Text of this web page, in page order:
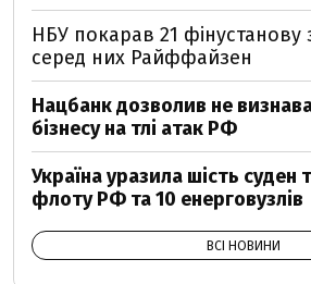
НБУ покарав 21
серед них Райффайзен
Нацбанк дозволив не
бізнесу на тлі атак РФ
Україна уразила шість суден
флоту РФ та 10 енерговузлів
ВСІ НОВИНИ